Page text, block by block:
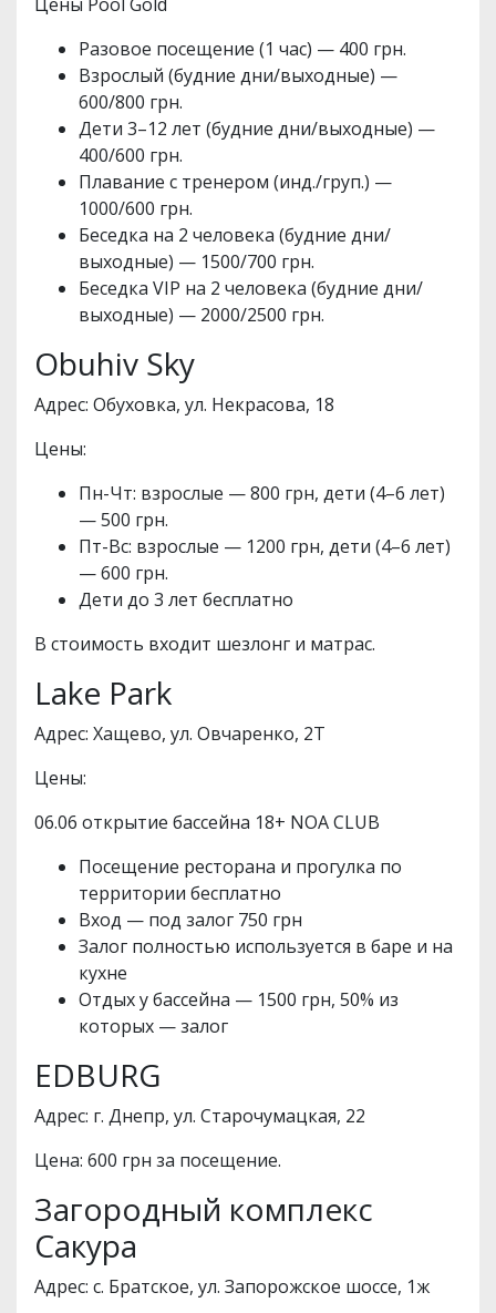
Разовое посещение (1 час) — 400 грн.
Взрослый (будние дни/выходные) —
600/800 грн.
Дети 3–12 лет (будние дни/выходные) —
400/600 грн.
Плавание с тренером (инд./груп.) —
1000/600 грн.
Беседка на 2 человека (будние дни/
выходные) — 1500/700 грн.
Беседка VIP на 2 человека (будние дни/
выходные) — 2000/2500 грн.
Obuhiv Sky
Адрес: Обуховка, ул. Некрасова, 18
Цены:
Пн-Чт: взрослые — 800 грн, дети (4–6 лет)
— 500 грн.
Пт-Вс: взрослые — 1200 грн, дети (4–6 лет)
— 600 грн.
Дети до 3 лет бесплатно
В стоимость входит шезлонг и матрас.
Lake Park
Адрес: Хащево, ул. Овчаренко, 2Т
Цены:
06.06 открытие бассейна 18+ NOA CLUB
Посещение ресторана и прогулка по
территории бесплатно
Вход — под залог 750 грн
Залог полностью используется в баре и на
кухне
Отдых у бассейна — 1500 грн, 50% из
которых — залог
EDBURG
Адрес: г. Днепр, ул. Старочумацкая, 22
Цена: 600 грн за посещение.
Загородный комплекс
Сакура
Адрес: с. Братское, ул. Запорожское шоссе, 1ж